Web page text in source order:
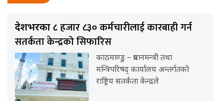
देशभरका ८हजार ८३० कर्मचारीलाई कारबाही गर्न
सतर्कता केन्द्रको सिफारिस
काठमाण्डु – प्रधानमन्त्री तथा
मन्त्रिपरिषद् कार्यालय अन्तर्गतको
राष्ट्रिय सतर्कता केन्द्रले